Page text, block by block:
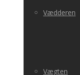
Vædderen
Vægten